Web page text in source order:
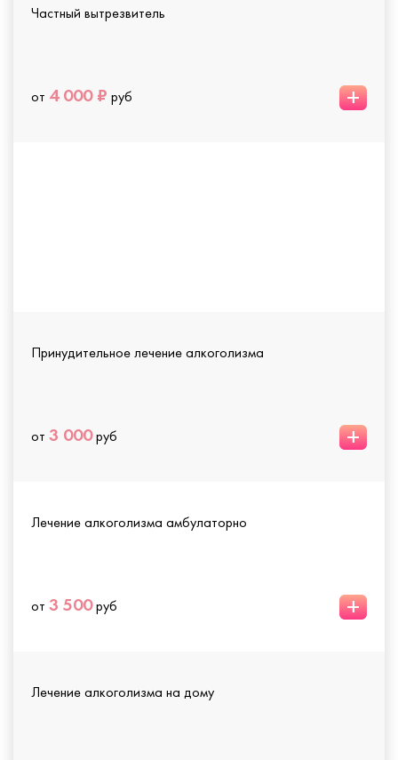
Частный вытрезвитель
от 4 000 ₽ руб +
Принудительное лечение алкоголизма
от 3 000руб +
Лечение алкоголизма амбулаторно
от 3 500руб +
Лечение алкоголизма на дому